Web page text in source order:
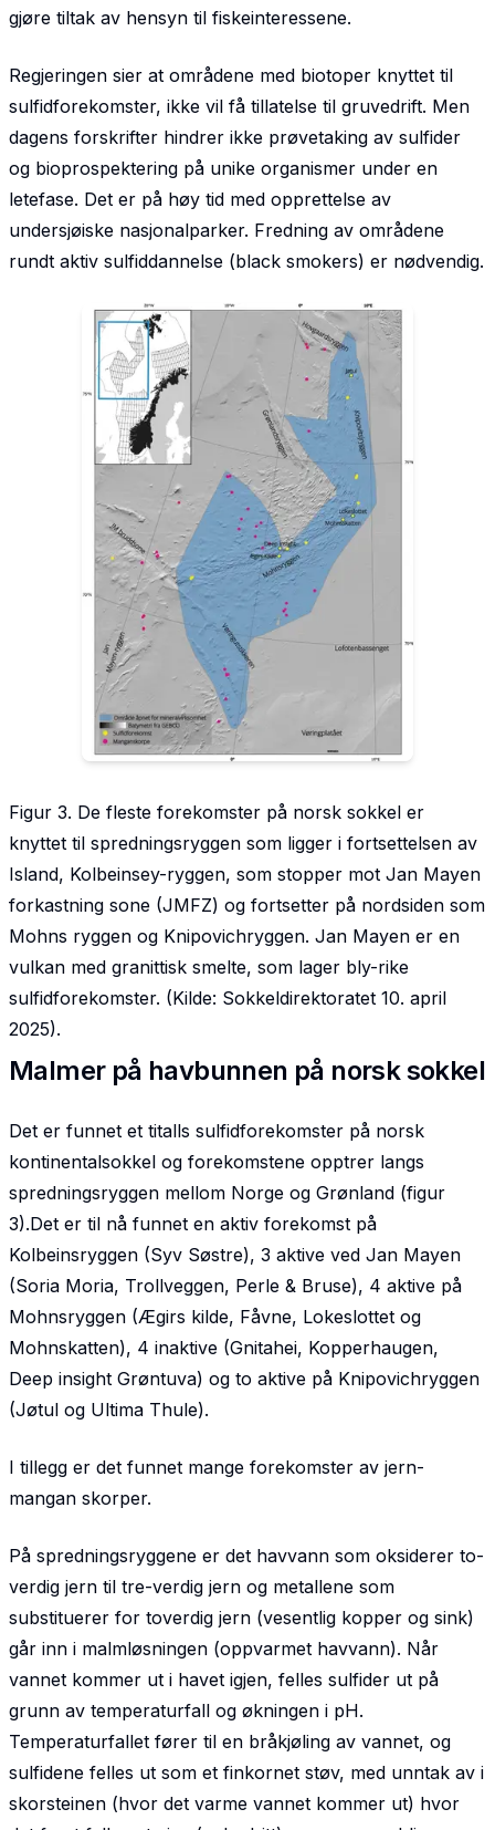
gjøre tiltak av hensyn til fiskeinteressene.
Regjeringen sier at områdene med biotoper knyttet til
sulfidforekomster, ikke vil få tillatelse til gruvedrift. Men
dagens forskrifter hindrer ikke prøvetaking av sulfider
og bioprospektering på unike organismer under en
letefase. Det er på høy tid med opprettelse av
undersjøiske nasjonalparker. Fredning av områdene
rundt aktiv sulfiddannelse (black smokers) er nødvendig.
Figur 3. De fleste forekomster på norsk sokkel er
knyttet til spredningsryggen som ligger i fortsettelsen av
Island, Kolbeinsey-ryggen, som stopper mot Jan Mayen
forkastning sone (JMFZ) og fortsetter på nordsiden som
Mohns ryggen og Knipovichryggen. Jan Mayen er en
vulkan med granittisk smelte, som lager bly-rike
sulfidforekomster. (Kilde: Sokkeldirektoratet 10. april
2025).
Malmer på havbunnen på norsk sokkel
Det er funnet et titalls sulfidforekomster på norsk
kontinentalsokkel og forekomstene opptrer langs
spredningsryggen mellom Norge og Grønland (figur
3).Det er til nå funnet en aktiv forekomst på
Kolbeinsryggen (Syv Søstre), 3 aktive ved Jan Mayen
(Soria Moria, Trollveggen, Perle & Bruse), 4 aktive på
Mohnsryggen (Ægirs kilde, Fåvne, Lokeslottet og
Mohnskatten), 4 inaktive (Gnitahei, Kopper­haugen,
Deep insight Grøntuva) og to aktive på Knipovichryggen
(Jøtul og Ultima Thule).
I tillegg er det funnet mange forekomster av jern-
mangan skorper.
På spredningsryggene er det havvann som oksiderer to-
verdig jern til tre-verdig jern og metallene som
substituerer for toverdig jern (vesentlig kopper og sink)
går inn i malmløsningen (oppvarmet havvann). Når
vannet kommer ut i havet igjen, felles sulfider ut på
grunn av temperaturfall og økningen i pH.
Temperaturfallet fører til en bråkjøling av vannet, og
sulfidene felles ut som et finkornet støv, med unntak av i
skorsteinen (hvor det varme vannet kommer ut) hvor